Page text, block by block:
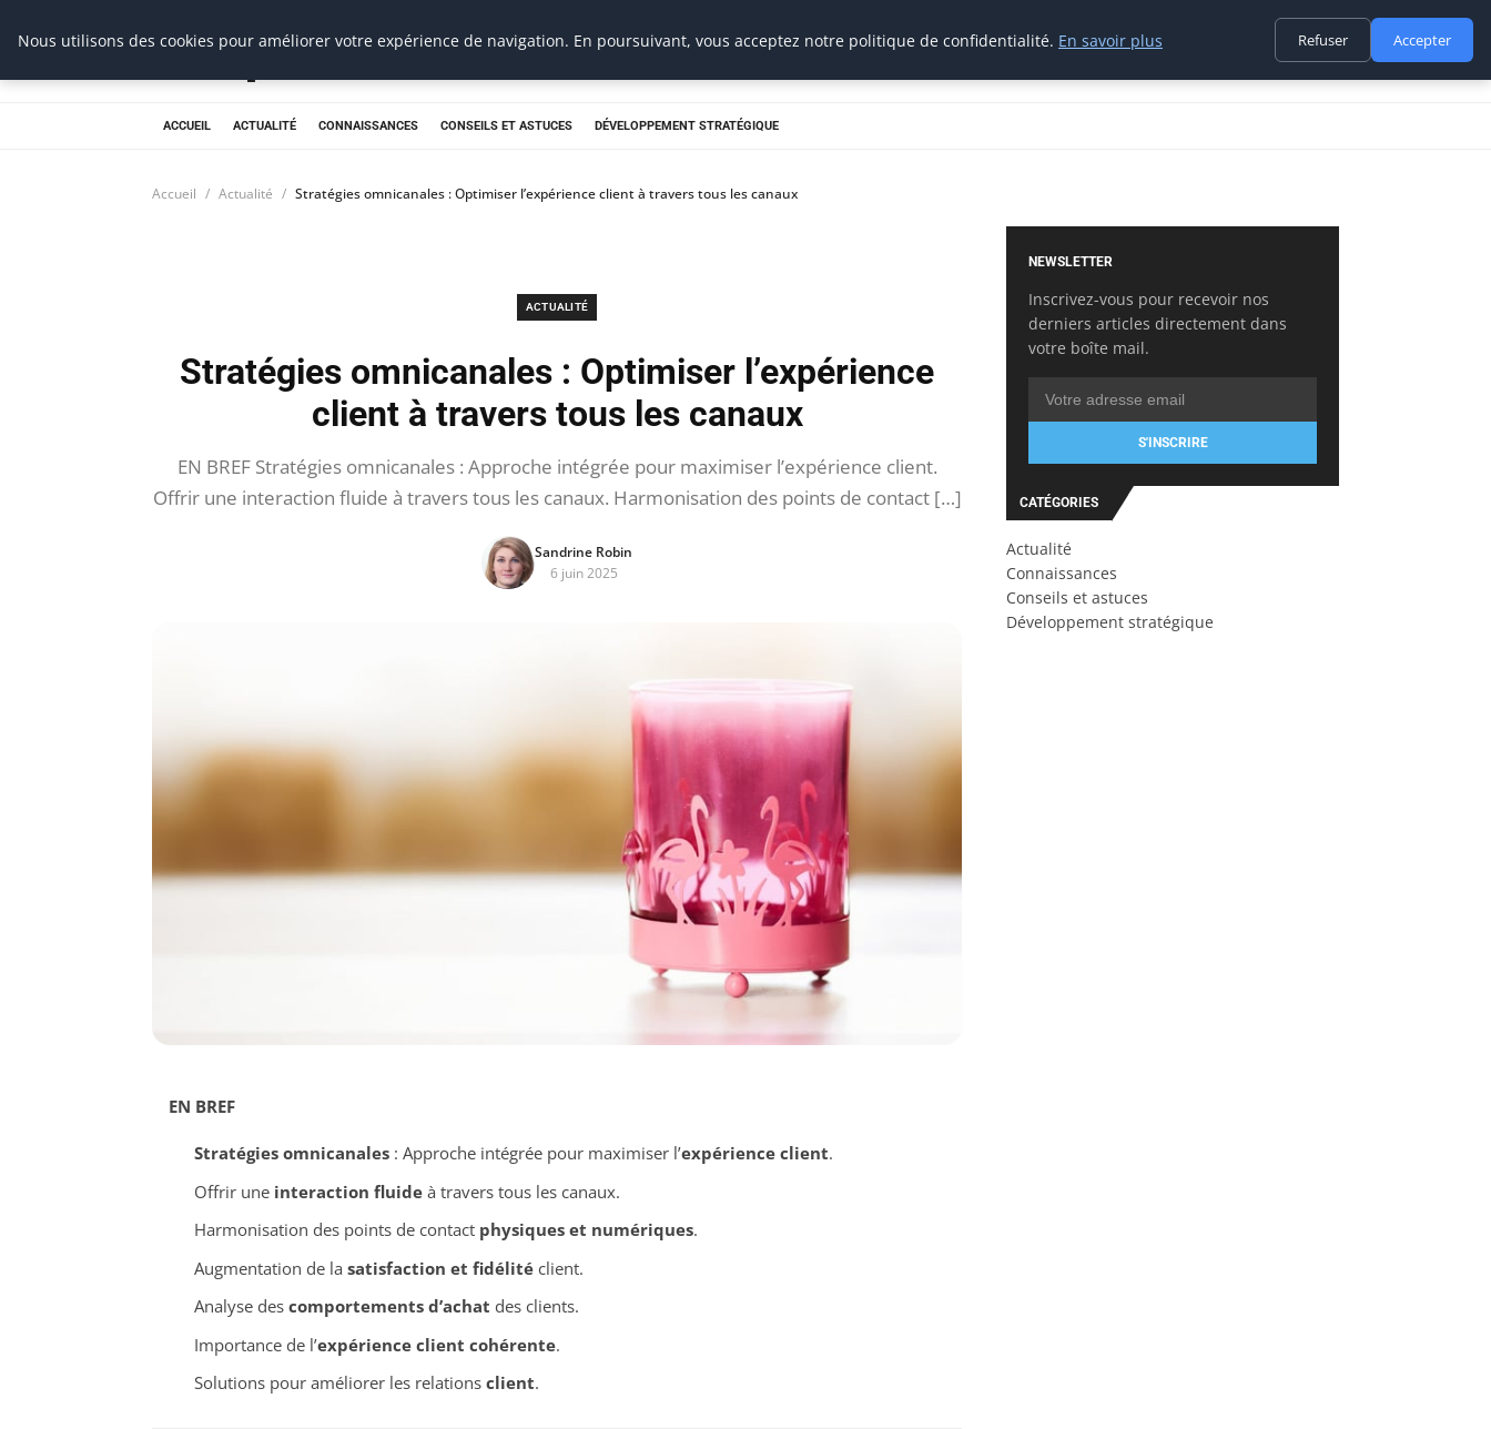
Prospection Pro
ACCUEIL ACTUALITÉ CONNAISSANCES CONSEILS ET ASTUCES DÉVELOPPEMENT STRATÉGIQUE
Accueil Actualité Stratégies omnicanales : Optimiser l’expérience client à travers tous les canaux
ACTUALITÉ
Stratégies omnicanales : Optimiser l’expérience
client à travers tous les canaux
EN BREF Stratégies omnicanales : Approche intégrée pour maximiser l’expérience client.
Offrir une interaction fluide à travers tous les canaux. Harmonisation des points de contact […]
Sandrine Robin
6 juin 2025
EN BREF
Stratégies omnicanales: Approche intégrée pour maximiser l’expérience client.
Offrir une interaction fluideà travers tous les canaux.
Harmonisation des points de contact physiques et numériques.
Augmentation de la satisfaction et fidélitéclient.
Analyse des comportements d’achat des clients.
Importance de l’expérience client cohérente.
Solutions pour améliorer les relations client.
NEWSLETTER
Inscrivez-vous pour recevoir nos
derniers articles directement dans
votre boîte mail.
S'INSCRIRE
CATÉGORIES
Actualité
Connaissances
Conseils et astuces
Développement stratégique
Nous utilisons des cookies pour améliorer votre expérience de navigation. En poursuivant, vous acceptez notre politique de confidentialité. En savoir plus Refuser Accepter